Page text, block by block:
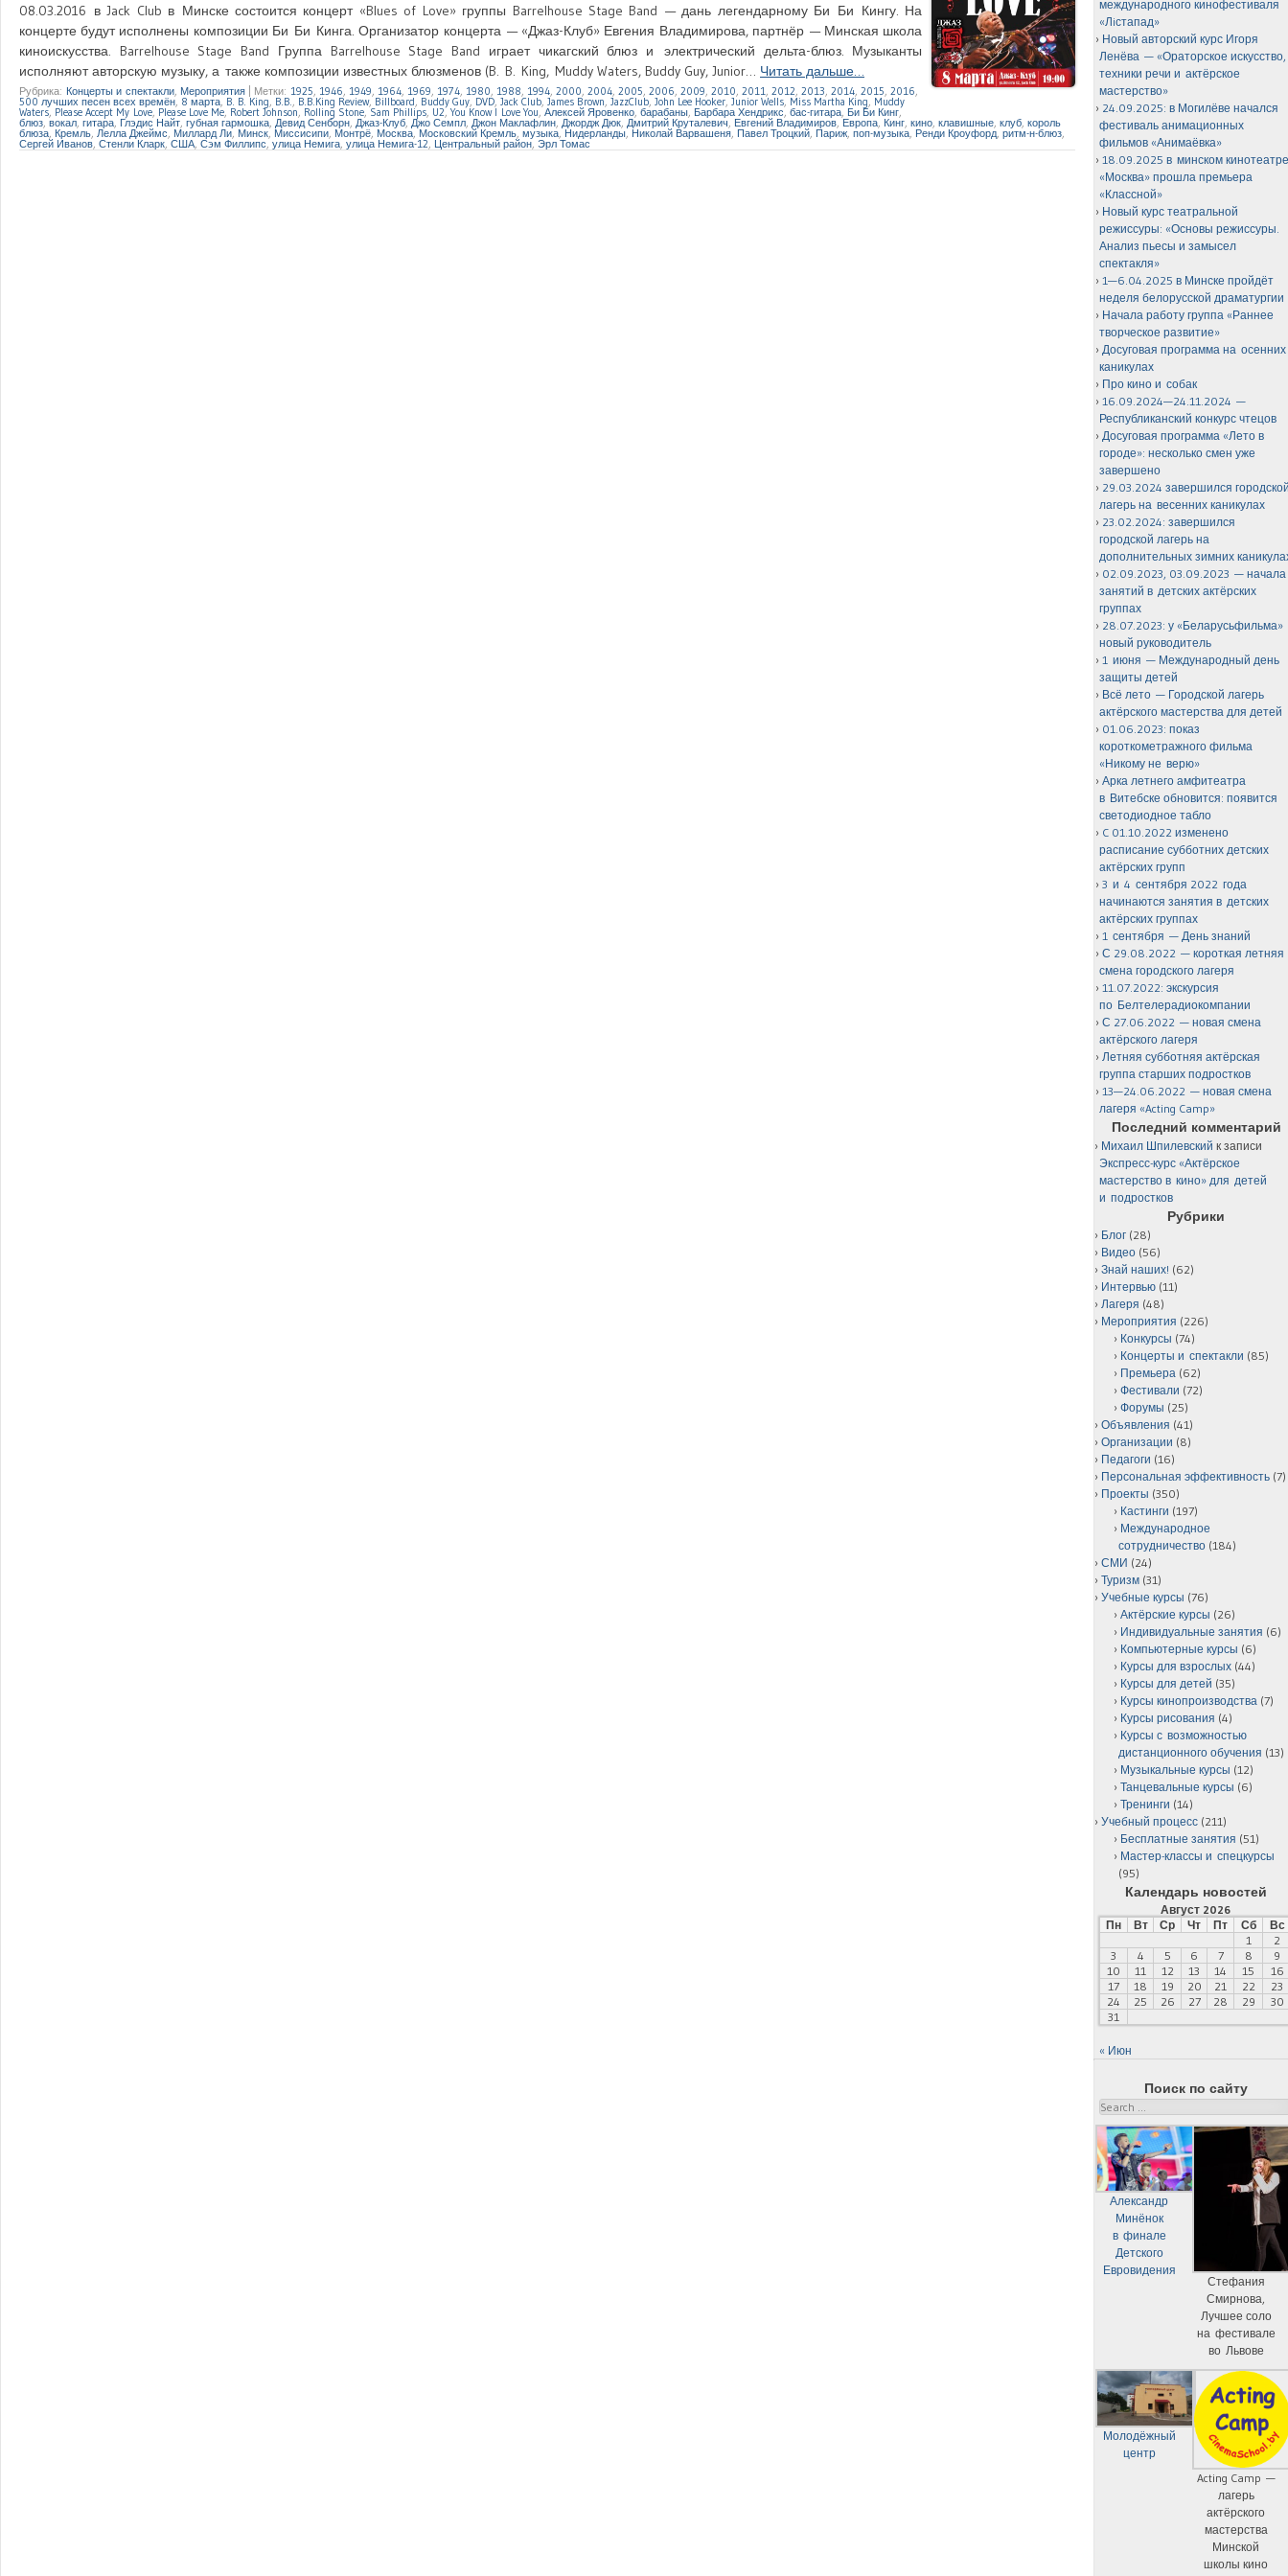
08.03.2016 в Jack Club в Минске состоится концерт «Blues of Love» группы Barrelhouse Stage Band — дань легендарному Би Би Кингу. На
концерте будут исполнены композиции Би Би Кинга. Организатор концерта — «Джаз-Клуб» Евгения Владимирова, партнёр — Минская школа
киноискусства. Barrelhouse Stage Band Группа Barrelhouse Stage Band играет чикагский блюз и электрический дельта-блюз. Музыканты
исполняют авторскую музыку, а также композиции известных блюзменов (B. B. King, Muddy Waters, Buddy Guy, Junior… Читать дальше…
Рубрика: Концерты и спектакли Мероприятия Метки: 1925 1946 1949 1964 1969 1974 1980 1988 1994 2000 2004 2005 2006 2009 2010 2011 2012 2013 2014 2015 2016
500 лучших песен всех времён 8 марта B. B. King B.B. B.B.King Review, Billboard Buddy Guy DVD Jack Club James Brown JazzClub John Lee Hooker Junior Wells Miss Martha King Muddy
Waters, Please Accept My Love Please Love Me Robert Johnson Rolling Stone ,Sam Phillips U2,You Know I Love You ,Алексей Яровенко барабаны Барбара Хендрикс, бас-гитара Би Би Кинг,
блюз вокал гитара Глэдис Найт губная гармошка Девид Сенборн Джаз-Клуб Джо Семпл Джон Маклафлин Джордж Дюк Дмитрий Круталевич Евгений Владимиров ,Европа Кинг кино клавишные клуб король
блюза Кремль Лелла Джеймс Миллард Ли, Минск, Миссисипи Монтрё Москва ,Московский Кремль музыка , Нидерланды, Николай Варвашеня Павел Троцкий Париж поп-музыка Ренди Кроуфорд ритм-н-блюз
Сергей Иванов Стенли Кларк ,США Сэм Филлипс , улица Немига улица Немига-12 Центральный район, Эрл Томас
международного кинофестиваля
«Лiстапад»
Новый авторский курс Игоря
Ленёва — «Ораторское искусство,
техники речи и актёрское
мастерство»
24.09.2025: в Могилёве начался
фестиваль анимационных
фильмов «Анимаёвка»
18.09.2025 в минском
«Москва» прошла премьера
«Классной»
Новый курс театральной
режиссуры: «Основы режиссуры.
Анализ пьесы и замысел
спектакля»
1—6.04.2025 в Минске пройдёт
неделя белорусской драматургии
Начала работу группа «Раннее
творческое развитие»
Досуговая программа на осенних
каникулах
Про кино и собак
16.09.2024—24.11.2024 —
Республиканский конкурс чтецов
Досуговая программа «Лето в
городе»: несколько смен уже
завершено
29.03.2024 завершился
лагерь на весенних каникулах
23.02.2024: завершился
городской лагерь на
дополнительных зимних
02.09.2023, 03.09.2023 — начала
занятий в детских актёрских
группах
28.07.2023: у «Беларусьфильма»
новый руководитель
1 июня — Международный день
защиты детей
Всё лето — Городской лагерь
актёрского мастерства для детей
01.06.2023: показ
короткометражного фильма
«Никому не верю»
Арка летнего амфитеатра
в Витебске обновится: появится
светодиодное табло
C 01.10.2022 изменено
расписание субботних детских
актёрских групп
3 и 4 сентября 2022 года
начинаются занятия в детских
актёрских группах
1 сентября — День знаний
С 29.08.2022 — короткая летняя
смена городского лагеря
11.07.2022: экскурсия
по Белтелерадиокомпании
С 27.06.2022 — новая смена
актёрского лагеря
Летняя субботняя актёрская
группа старших подростков
13—24.06.2022 — новая смена
лагеря «Acting Camp»
Последний комментарий
Михаил Шпилевский к записи
Экспресс-курс «Актёрское
мастерство в кино» для детей
и подростков
Рубрики
Блог (28)
Видео (56)
Знай наших! (62)
Интервью (11)
Лагеря (48)
Мероприятия (226)
Конкурсы (74)
Концерты и спектакли (85)
Премьера (62)
Фестивали (72)
Форумы (25)
Объявления (41)
Организации (8)
Педагоги (16)
Персональная эффективность (7)
Проекты (350)
Кастинги (197)
Международное
сотрудничество (184)
СМИ (24)
Туризм (31)
Учебные курсы (76)
Актёрские курсы (26)
Индивидуальные занятия (6)
Компьютерные курсы (6)
Курсы для взрослых (44)
Курсы для детей (35)
Курсы кинопроизводства (7)
Курсы рисования (4)
Курсы с возможностью
дистанционного обучения (13)
Музыкальные курсы (12)
Танцевальные курсы (6)
Тренинги (14)
Учебный процесс (211)
Бесплатные занятия (51)
Мастер-классы и спецкурсы
(95)
Календарь новостей
Август 2026
Пн
Вт Ср Чт Пт Сб
Вс
1
2
3
4 5 6 7 8
9
10
11 12 13 14 15
16
17
18 19 20 21 22
23
24
25 26 27 28 29
30
31
« Июн
Поиск по сайту
Search
Александр
Минёнок
в финале
Детского
Евровидения
Стефания
Смирнова,
Лучшее соло
на фестивале
во Львове
Молодёжный
центр
Acting Camp —
лагерь
актёрского
мастерства
Минской
школы кино